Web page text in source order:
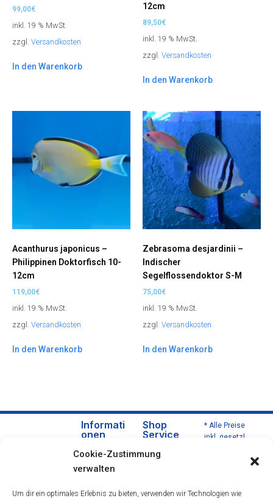
Cookie-Zustimmung
verwalten
Um dir ein optimales Erlebnis zu bieten, verwenden wir Technologien wie
99,00€
inkl. 19 % MwSt.
zzgl. Versandkosten
In den Warenkorb
12cm
89,50€
inkl. 19 % MwSt.
zzgl. Versandkosten
In den Warenkorb
Acanthurus japonicus –
Philippinen Doktorfisch 10-
12cm
119,00€
inkl. 19 % MwSt.
zzgl. Versandkosten
In den Warenkorb
Zebrasoma desjardinii –
Indischer
Segelflossendoktor S-M
75,00€
inkl. 19 % MwSt.
zzgl. Versandkosten
In den Warenkorb
Informati
onen
uns
Daten
Shop
Service
* Alle Preise
inkl. gesetzl.
Nachnahmeg